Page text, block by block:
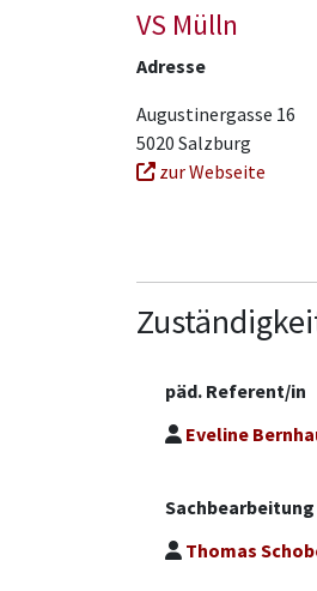
Ganztägige
Schulformen
Mathematik
Dyskalkulie
MINT
Politische
Religion
Sprachen
Verkehrs- und
VS Mülln
Adresse
Augustinergasse 16
5020 Salzburg
zur Webseite
päd. Referent/in
Eveline
Sachbearbeitung
Thomas